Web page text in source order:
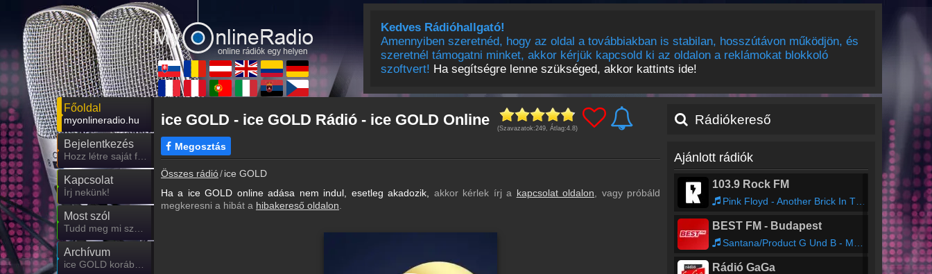
Kedves Rádióhallgató!
Amennyiben szeretnéd, hogy az oldal a továbbiakban is stabilan, hosszútávon működjön, és
szeretnél támogatni minket, akkor kérjük kapcsold ki az oldalon a reklámokat blokkoló
szoftvert! Ha segítségre lenne szükséged, akkor kattints ide!
Főoldal
myonlineradio.hu
Bejelentkezés
Kapcsolat
Írj nekünk!
Most szól
Archívum
ice GOLD - ice GOLD Rádió - ice GOLD Online (Szavazatok:249, Átlag:4.8)
Megosztás
Összes rádió ice GOLD
Ha a ice GOLD online adása nem indul, esetleg akadozik, akkor kérlek írj a kapcsolat oldalon, vagy próbáld
megkeresni a hibát a hibakereső oldalon.
Rádiókereső
Ajánlott rádiók
103.9 Rock FM
Pink Floyd - Another Brick In The Wall, Pt. 2
BEST FM - Budapest
Santana/Product G Und B - Maria Maria
Rádió GaGa